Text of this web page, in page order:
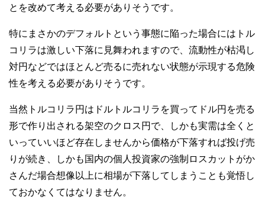
とを改めて考える必要がありそうです。
特にまさかのデフォルトという事態に陥った場合にはトル
コリラは激しい下落に見舞われますので、流動性が枯渇し
対円などではほとんど売るに売れない状態が示現する危険
性を考える必要がありそうです。
当然トルコリラ円はドルトルコリラを買ってドル円を売る
形で作り出される架空のクロス円で、しかも実需は全くと
いっていいほど存在しませんから価格が下落すれば投げ売
りが続き、しかも国内の個人投資家の強制ロスカットがか
さんだ場合想像以上に相場が下落してしまうことも覚悟し
ておかなくてはなりません。